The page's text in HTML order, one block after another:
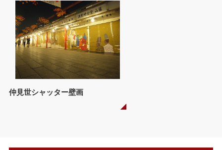
仲見世シャッター壁画